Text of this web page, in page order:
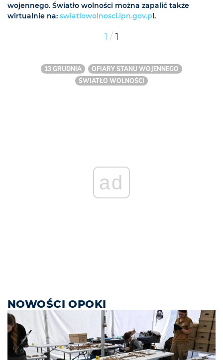
wojennego. Światło wolności można zapalić także
wirtualnie na: swiatlowolnosci.ipn.gov.pl.
1 / 1
13 GRUDNIA
OFIARY STANU WOJENNEGO
ŚWIATŁO WOLNOŚCI
ad
NOWOŚCI OPOKI